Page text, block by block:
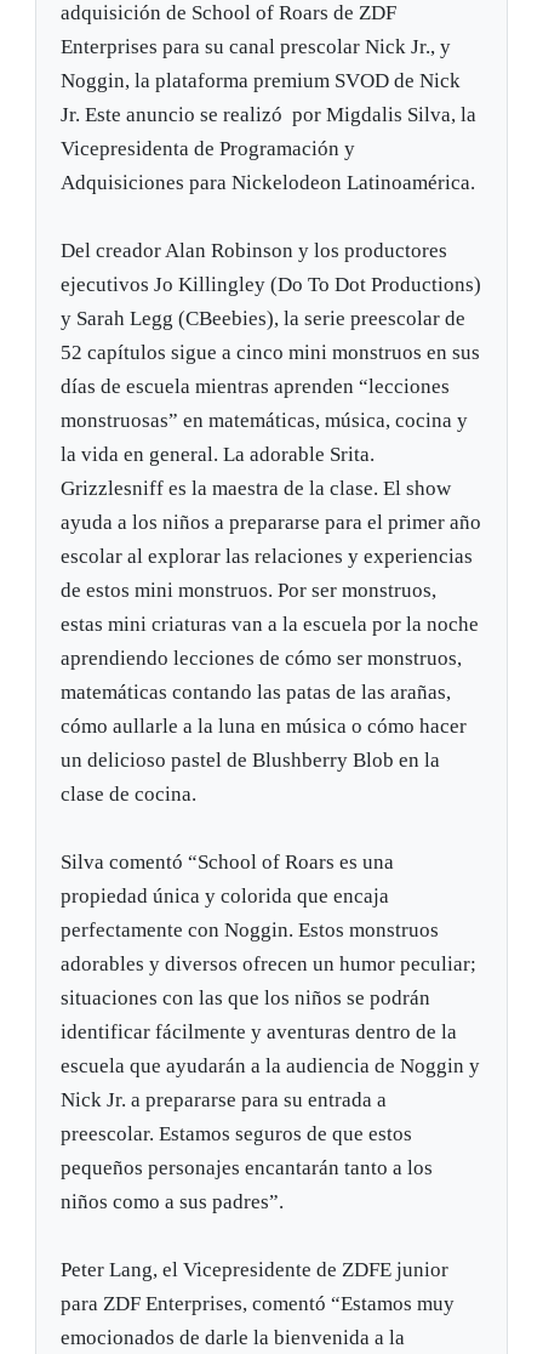
adquisición de School of Roars de ZDF
Enterprises para su canal prescolar Nick Jr., y
Noggin, la plataforma premium SVOD de Nick
Jr. Este anuncio se realizó por Migdalis Silva, la
Vicepresidenta de Programación y
Adquisiciones para Nickelodeon Latinoamérica.
Del creador Alan Robinson y los productores
ejecutivos Jo Killingley (Do To Dot Productions)
y Sarah Legg (CBeebies), la serie preescolar de
52 capítulos sigue a cinco mini monstruos en sus
días de escuela mientras aprenden “lecciones
monstruosas” en matemáticas, música, cocina y
la vida en general. La adorable Srita.
Grizzlesniff es la maestra de la clase. El show
ayuda a los niños a prepararse para el primer año
escolar al explorar las relaciones y experiencias
de estos mini monstruos. Por ser monstruos,
estas mini criaturas van a la escuela por la noche
aprendiendo lecciones de cómo ser monstruos,
matemáticas contando las patas de las arañas,
cómo aullarle a la luna en música o cómo hacer
un delicioso pastel de Blushberry Blob en la
clase de cocina.
Silva comentó “School of Roars es una
propiedad única y colorida que encaja
perfectamente con Noggin. Estos monstruos
adorables y diversos ofrecen un humor peculiar;
situaciones con las que los niños se podrán
identificar fácilmente y aventuras dentro de la
escuela que ayudarán a la audiencia de Noggin y
Nick Jr. a prepararse para su entrada a
preescolar. Estamos seguros de que estos
pequeños personajes encantarán tanto a los
niños como a sus padres”.
Peter Lang, el Vicepresidente de ZDFE junior
para ZDF Enterprises, comentó “Estamos muy
emocionados de darle la bienvenida a la